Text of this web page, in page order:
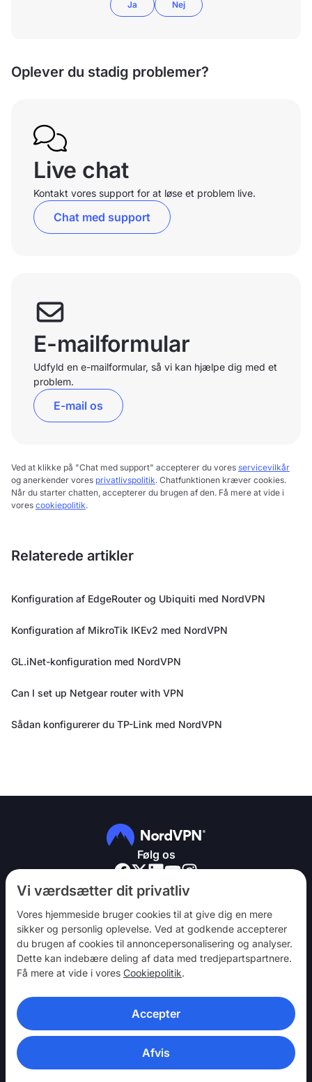
Vi værdsætter dit privatliv
Vores hjemmeside bruger cookies til at give dig en mere
sikker og personlig oplevelse. Ved at godkende accepterer
du brugen af ​​cookies til annoncepersonalisering og analyser.
Dette kan indebære deling af data med tredjepartspartnere.
Få mere at vide i vores Cookiepolitik.
Accepter
Afvis
Ja Nej
Oplever du stadig problemer?
Live chat
Kontakt vores support for at løse et problem live.
Chat med support
E-mailformular
Udfyld en e-mailformular, så vi kan hjælpe dig med et
problem.
E-mail os
Ved at klikke på "Chat med support" accepterer du vores servicevilkår
og anerkender vores privatlivspolitik. Chatfunktionen kræver cookies.
Når du starter chatten, accepterer du brugen af den. Få mere at vide i
vores cookiepolitik.
Relaterede artikler
Konfiguration af EdgeRouter og Ubiquiti med NordVPN
Konfiguration af MikroTik IKEv2 med NordVPN
GL.iNet-konfiguration med NordVPN
Can I set up Netgear router with VPN
Sådan konfigurerer du TP-Link med NordVPN
Følg os
NordVPN
Vær med
Hjælp
Opdag
VPN-APPS